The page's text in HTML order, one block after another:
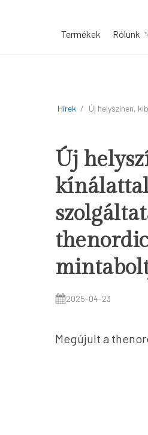
Termékek Rólunk
Hírek / Új helyszínen,
Új
2025-04-23
Megújult a